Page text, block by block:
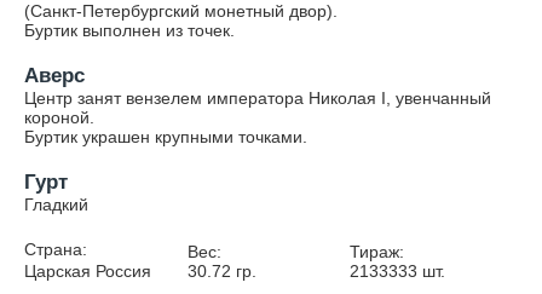
(Санкт-Петербургский монетный двор).
Буртик выполнен из точек.
Аверс
Центр занят вензелем императора Николая I, увенчанный
короной.
Буртик украшен крупными точками.
Гурт
Гладкий
Страна:
Царская Россия
Вес:
30.72 гр.
Тираж:
2133333 шт.